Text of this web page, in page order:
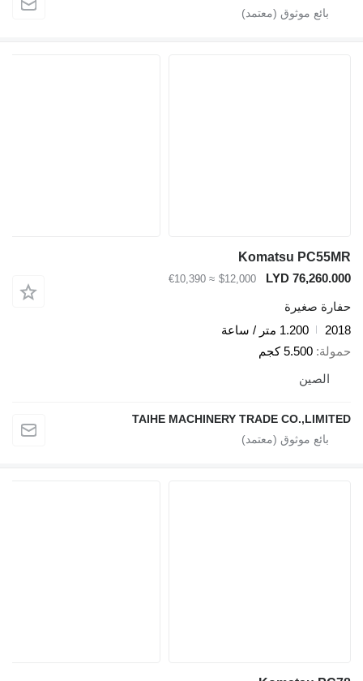
Komatsu
LYD
$12,000
≈ €10,390
صغيرة
1.200 متر / ساعة
5.500 كجم
TAIHE MACHINERY TRADE